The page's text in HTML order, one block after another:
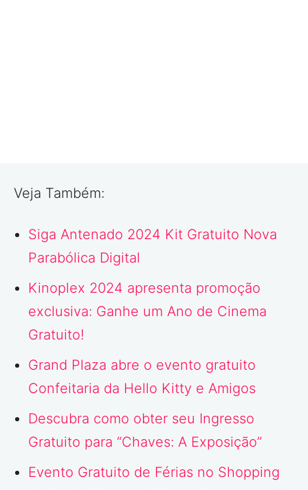
Veja Também:
Siga Antenado 2024 Kit Gratuito Nova
Parabólica Digital
Kinoplex 2024 apresenta promoção
exclusiva: Ganhe um Ano de Cinema
Gratuito!
Grand Plaza abre o evento gratuito
Confeitaria da Hello Kitty e Amigos
Descubra como obter seu Ingresso
Gratuito para “Chaves: A Exposição”
Evento Gratuito de Férias no Shopping